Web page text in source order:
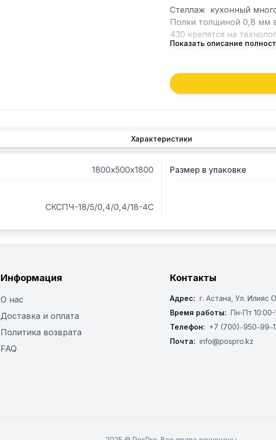
Стеллаж  кухонный
Полки толщиной 0,8 мм
430 крепятся на
трубы профильной
поставки 4 полки и
полку
Габариты упаковки
Показать описание
Характеристики
1800х500х1800 Размер в упаковке
СКСПЧ-18/5/0,4/0,4/18-4С
Информация
О нас
Доставка и оплата
Политика возврата
FAQ
Контакты
Адрес: г. Астана, ​Ул. Илияс
Время работы: Пн-Пт 10:00-
Телефон: +7
Почта: info@pospro.kz